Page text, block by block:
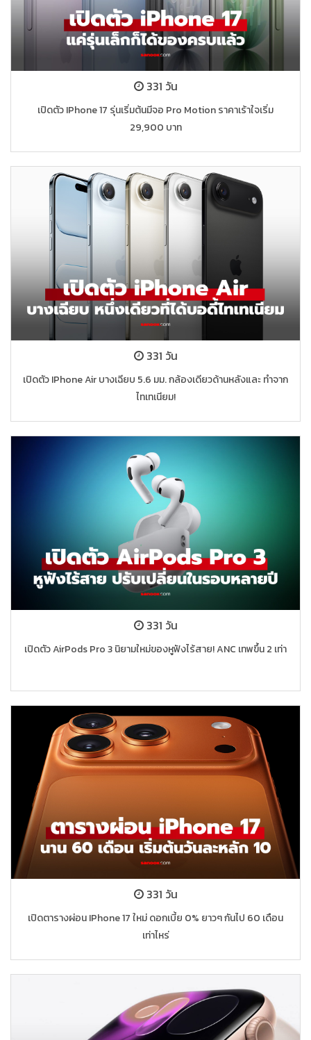
331 วัน
เปิดตัว IPhone 17 รุ่นเริ่มต้นมีจอ Pro Motion ราคาเร้าใจเริ่ม
29,900 บาท
331 วัน
เปิดตัว IPhone Air บางเฉียบ 5.6 มม. กล้องเดียวด้านหลังและ ทำจาก
ไทเทเนียม!
331 วัน
เปิดตัว AirPods Pro 3 นิยามใหม่ของหูฟังไร้สาย! ANC เทพขึ้น 2 เท่า
331 วัน
เปิดตารางผ่อน IPhone 17 ใหม่ ดอกเบี้ย 0% ยาวๆ กันไป 60 เดือน
เท่าไหร่